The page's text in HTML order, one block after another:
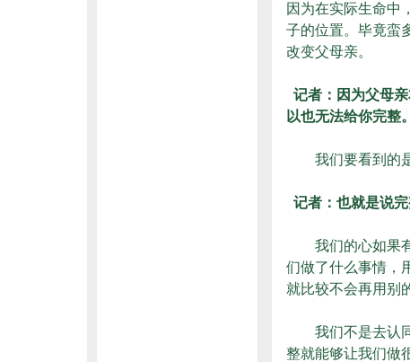
因为在实际生命中
子的位置。毕竟蛮
改变父母亲。
记者：因为父母
以也无法给你完整。
我们要看到的是
记者：也就是说
我们的心如果有
们做了什么事情，
就比较不会再用别
我们不是去认同
整就能够让我们做